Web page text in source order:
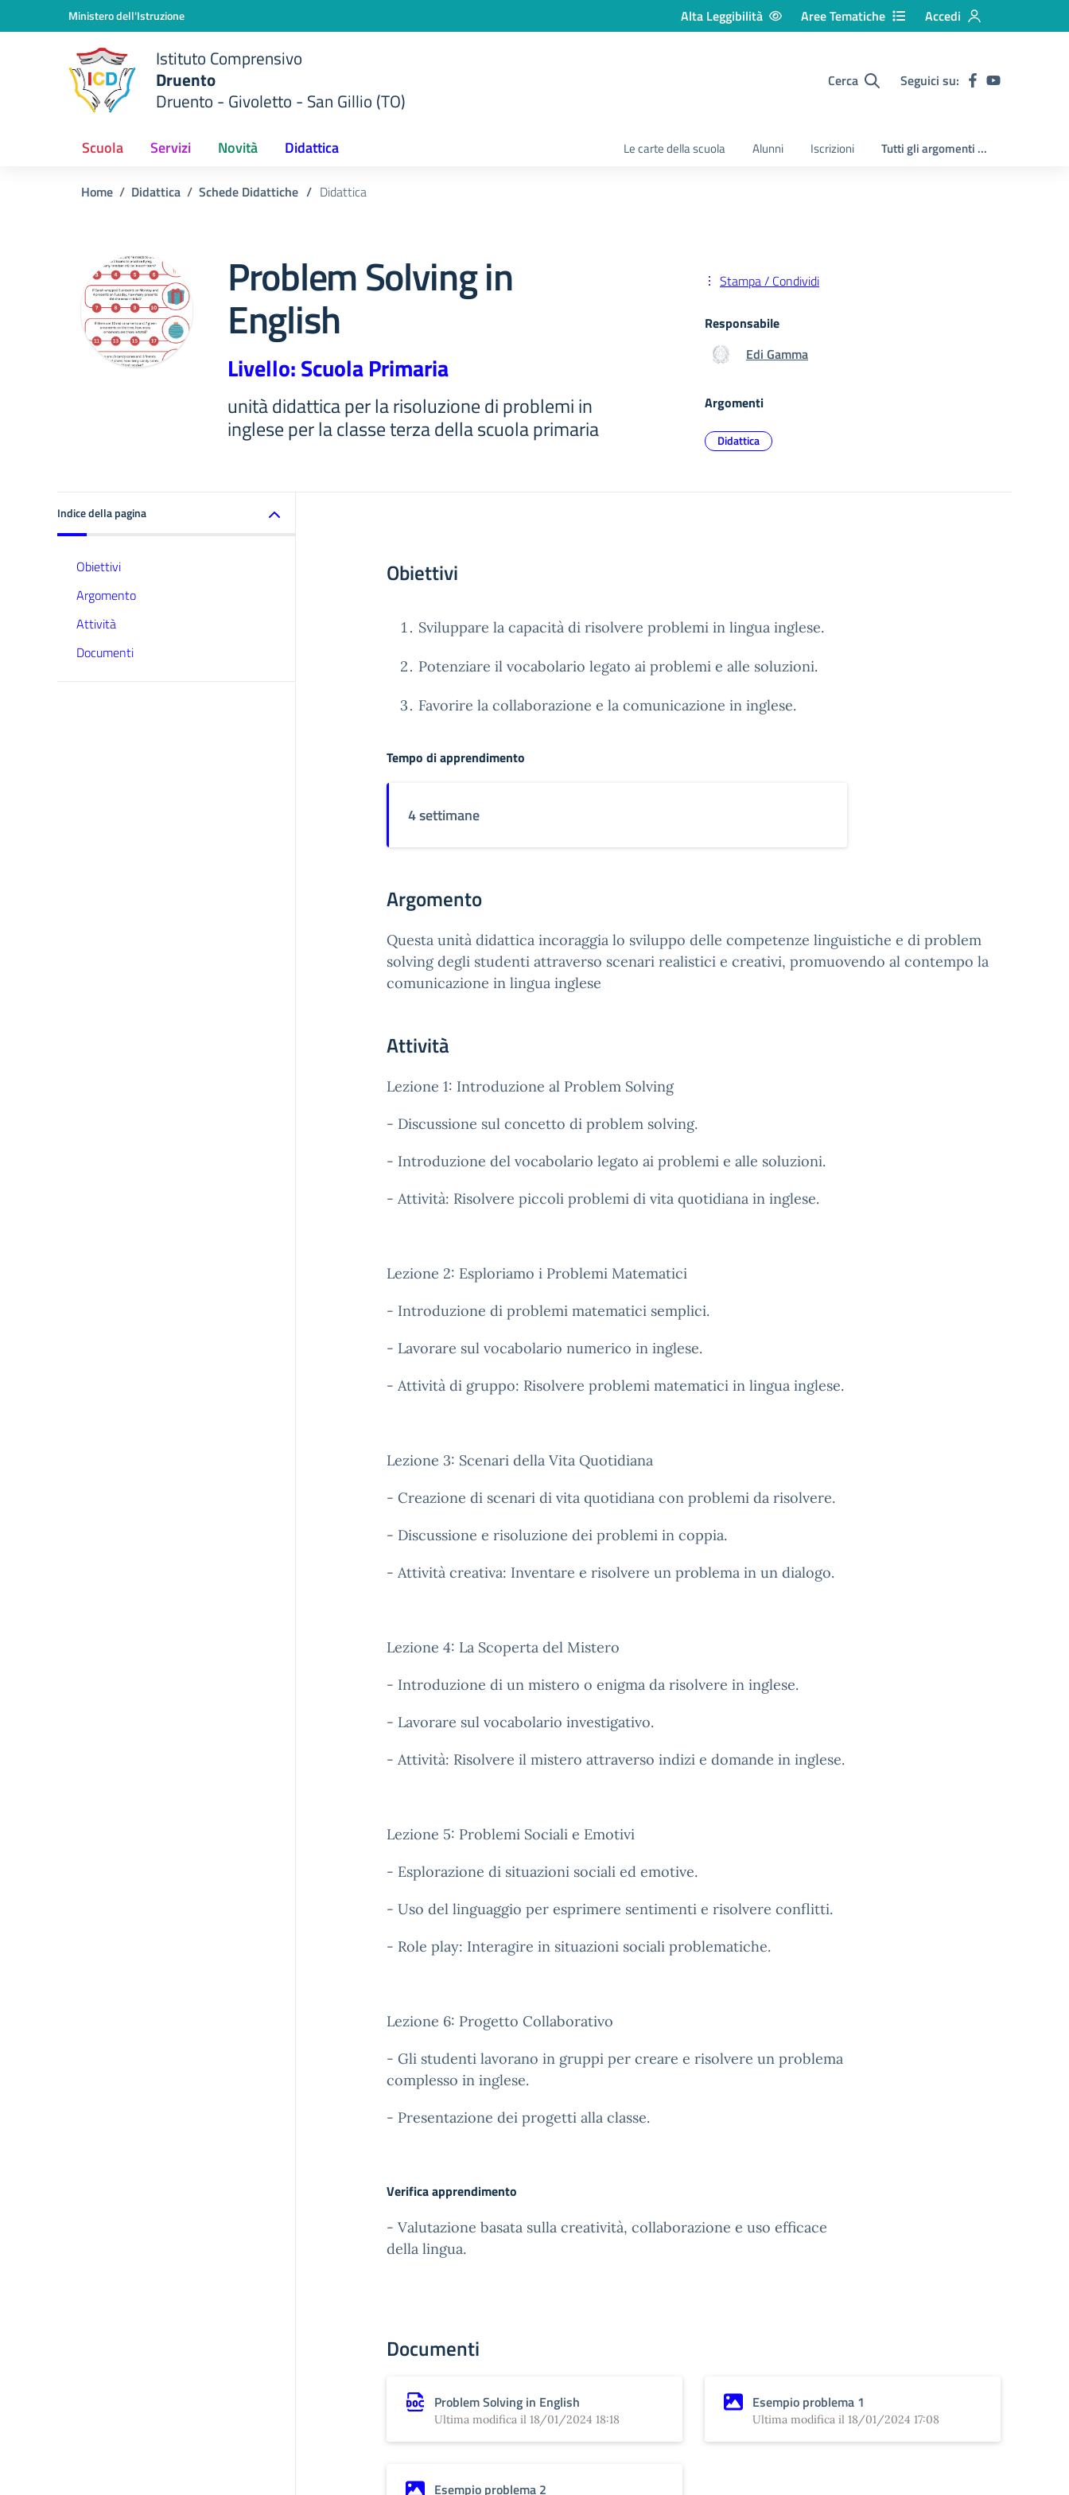
Vai ai contenuti
Vai al menu di navigazione
Ministero dell'Istruzione Alta Leggibilità Aree Tematiche Accedi
Istituto Comprensivo
Druento
Druento - Givoletto - San Gillio (TO)
Cerca Seguici su:
Scuola Servizi Novità Didattica Le carte della scuola Alunni Iscrizioni Tutti gli argomenti ...
Home Didattica Schede Didattiche / Didattica
Problem Solving in
English
Livello: Scuola Primaria
unità didattica per la risoluzione di problemi in
inglese per la classe terza della scuola primaria
Stampa / Condividi
Responsabile
Edi Gamma
Argomenti
Didattica
Indice della pagina
Obiettivi
Argomento
Attività
Documenti
Obiettivi
Sviluppare la capacità di risolvere problemi in lingua inglese.
Potenziare il vocabolario legato ai problemi e alle soluzioni.
Favorire la collaborazione e la comunicazione in inglese.
Tempo di apprendimento
4 settimane
Argomento
Questa unità didattica incoraggia lo sviluppo delle competenze linguistiche e di problem
solving degli studenti attraverso scenari realistici e creativi, promuovendo al contempo la
comunicazione in lingua inglese
Attività
Lezione 1: Introduzione al Problem Solving
- Discussione sul concetto di problem solving.
- Introduzione del vocabolario legato ai problemi e alle soluzioni.
- Attività: Risolvere piccoli problemi di vita quotidiana in inglese.
Lezione 2: Esploriamo i Problemi Matematici
- Introduzione di problemi matematici semplici.
- Lavorare sul vocabolario numerico in inglese.
- Attività di gruppo: Risolvere problemi matematici in lingua inglese.
Lezione 3: Scenari della Vita Quotidiana
- Creazione di scenari di vita quotidiana con problemi da risolvere.
- Discussione e risoluzione dei problemi in coppia.
- Attività creativa: Inventare e risolvere un problema in un dialogo.
Lezione 4: La Scoperta del Mistero
- Introduzione di un mistero o enigma da risolvere in inglese.
- Lavorare sul vocabolario investigativo.
- Attività: Risolvere il mistero attraverso indizi e domande in inglese.
Lezione 5: Problemi Sociali e Emotivi
- Esplorazione di situazioni sociali ed emotive.
- Uso del linguaggio per esprimere sentimenti e risolvere conflitti.
- Role play: Interagire in situazioni sociali problematiche.
Lezione 6: Progetto Collaborativo
- Gli studenti lavorano in gruppi per creare e risolvere un problema
complesso in inglese.
- Presentazione dei progetti alla classe.
Verifica apprendimento
- Valutazione basata sulla creatività, collaborazione e uso efficace
della lingua.
Documenti
Problem Solving in English
Ultima modifica il 18/01/2024 18:18
Esempio problema 1
Ultima modifica il 18/01/2024 17:08
Esempio problema 2